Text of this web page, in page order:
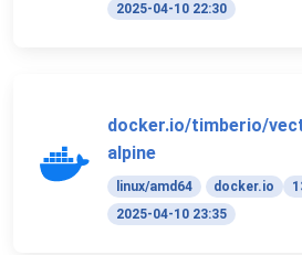
2025-04-10 22:30
docker.io/timberio/
alpine
linux/amd64 docker.io
2025-04-10 23:35